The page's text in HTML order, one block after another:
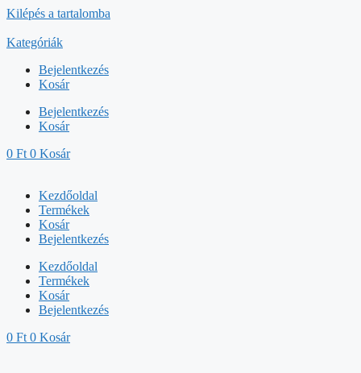
Kilépés a tartalomba
Kategóriák
Bejelentkezés
Kosár
Bejelentkezés
Kosár
0 Ft 0 Kosár
Kezdőoldal
Termékek
Kosár
Bejelentkezés
Kezdőoldal
Termékek
Kosár
Bejelentkezés
0 Ft 0 Kosár